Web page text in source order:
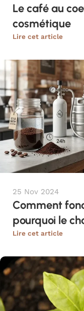
Le café au
cosmétique
Lire cet article
25 Nov 2024
Comment
pourquoi le
Lire cet article